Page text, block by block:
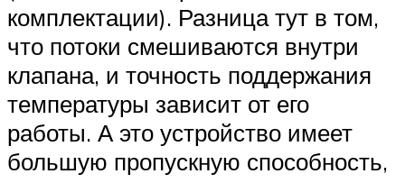
комплектации). Разница тут в том,
что потоки смешиваются внутри
клапана, и точность поддержания
температуры зависит от его
работы. А это устройство имеет
большую пропускную способность,